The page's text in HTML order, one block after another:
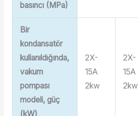
basıncı (MPa)
Bir
kondansatör
kullanıldığında,
vakum
pompası
modeli, güç
(kW)
2X-
15A
2kw
2X-
15A
2kw